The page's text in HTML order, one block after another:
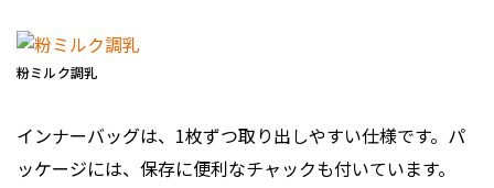
粉ミルク調乳
インナーバッグは、1枚ずつ取り出しやすい仕様です。パ
ッケージには、保存に便利なチャックも付いています。